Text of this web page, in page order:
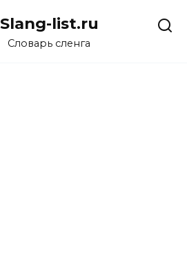
Slang-list.ru
Словарь сленга